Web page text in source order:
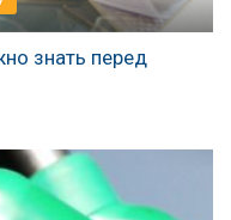
знать перед